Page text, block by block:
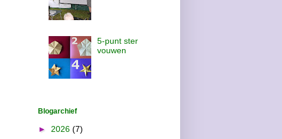
5-punt ster
vouwen
Blogarchief
► 2026 (7)